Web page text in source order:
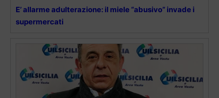
E’ allarme adulterazione: il miele “abusivo” invade i
supermercati